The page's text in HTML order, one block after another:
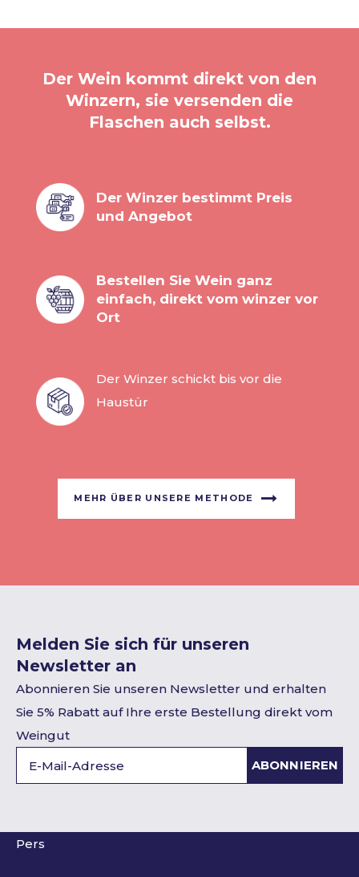
Der Wein kommt direkt von den
Winzern, sie versenden die
Flaschen auch selbst.
Der Winzer bestimmt Preis
und Angebot
Bestellen Sie Wein ganz
einfach, direkt vom winzer vor
Ort
Der Winzer schickt bis vor die
Haustür
MEHR ÜBER UNSERE METHODE
Melden Sie sich für unseren
Newsletter an
Abonnieren Sie unseren Newsletter und erhalten
Sie 5% Rabatt auf Ihre erste Bestellung direkt vom
Weingut
ABONNIEREN
Pers